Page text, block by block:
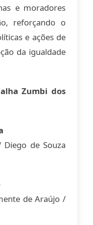
e moradores
reforçando o
e ações de
da igualdade
Zumbi dos
de Souza
de Araújo /